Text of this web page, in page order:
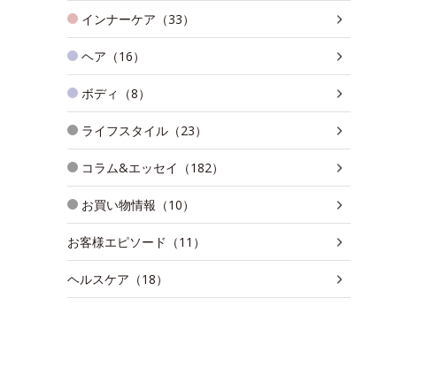
インナーケア（33）
ヘア（16）
ボディ（8）
ライフスタイル（23）
コラム&エッセイ（182）
お買い物情報（10）
お客様エピソード（11）
ヘルスケア（18）